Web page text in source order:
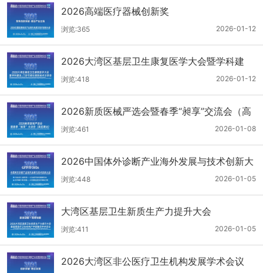
2026高端医疗器械创新奖
2026-01-12
浏览:365
2026大湾区基层卫生康复医学大会暨学科建
设、门诊可视化微创技术分享会
2026-01-12
浏览:418
2026新质医械严选会暨春季“昶享”交流会（高
医展站）
2026-01-08
浏览:461
2026中国体外诊断产业海外发展与技术创新大
会
2026-01-05
浏览:448
大湾区基层卫生新质生产力提升大会
2026-01-05
浏览:411
2026大湾区非公医疗卫生机构发展学术会议